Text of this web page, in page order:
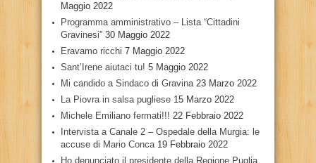
Maggio 2022
Programma amministrativo – Lista “Cittadini
Gravinesi” 30 Maggio 2022
Eravamo ricchi 7 Maggio 2022
Sant’Irene aiutaci tu! 5 Maggio 2022
Mi candido a Sindaco di Gravina 23 Marzo 2022
La Piovra in salsa pugliese 15 Marzo 2022
Michele Emiliano fermati!!! 22 Febbraio 2022
Intervista a Canale 2 – Ospedale della Murgia: le
accuse di Mario Conca 19 Febbraio 2022
Ho denunciato il presidente della Regione Puglia